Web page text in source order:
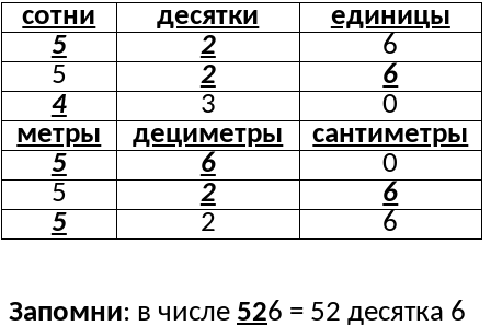
сотни
десятки
единицы
5
2
6
5
2
6
4
3
0
метры
дециметры
сантиметры
5
6
0
5
2
6
5
2 6
Запомни: в числе 526 = 52 десятка 6